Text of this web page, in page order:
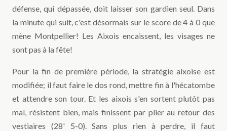
défense, qui dépassée, doit laisser son gardien seul. Dans
la minute qui suit, c'est désormais sur le score de 4 à 0 que
mène Montpellier! Les Aixois encaissent, les visages ne
sont pas à la fête!
Pour la fin de première période, la stratégie aixoise est
modifiée; il faut faire le dos rond, mettre fin à l'hécatombe
et attendre son tour. Et les aixois s'en sortent plutôt pas
mal, résistent bien, mais finissent par plier au retour des
vestiaires (28' 5-0). Sans plus rien à perdre, il faut